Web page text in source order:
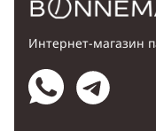
Интернет-магазин